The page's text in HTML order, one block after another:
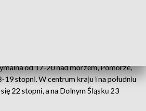
od 17-20 nad morzem, Pomorze,
19 stopni. W centrum kraju i na południu
22 stopni, a na Dolnym Śląsku 23